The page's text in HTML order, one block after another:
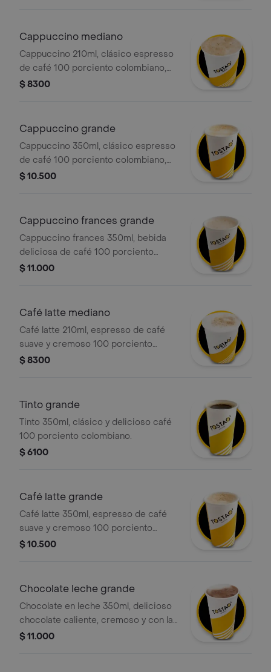
Cappuccino mediano
Cappuccino 210ml, clásico espresso
de café 100 porciento colombiano,
con la proporción perfecta de leche
$ 8300
Cappuccino grande
Cappuccino 350ml, clásico espresso
de café 100 porciento colombiano,
con la proporción perfecta de leche
$ 10.500
Cappuccino frances grande
Cappuccino frances 350ml, bebida
deliciosa de café 100 porciento
colombiano, leche deslactosada,
experiencia sensorial placentera en
$ 11.000
Café latte mediano
Café latte 210ml, espresso de café
suave y cremoso 100 porciento
colombiano con la cantidad justa de
$ 8300
Tinto grande
Tinto 350ml, clásico y delicioso café
100 porciento colombiano.
$ 6100
Café latte grande
Café latte 350ml, espresso de café
suave y cremoso 100 porciento
colombiano con la cantidad justa de
$ 10.500
Chocolate leche grande
Chocolate en leche 350ml, delicioso
chocolate caliente, cremoso y con la
textura perfecta. preparado con leche
$ 11.000